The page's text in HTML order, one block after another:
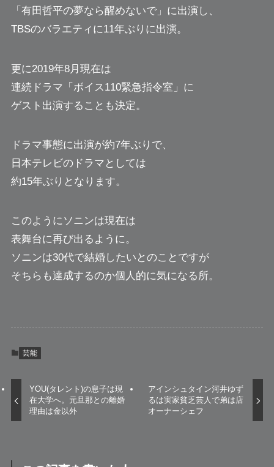
「有田哲平の夢なら醒めないで」に出演し、
TBSのバラエティに11年ぶりに出演。
更に2019年8月現在は
連続ドラマ「ボイス110緊急指令室」に
ゲスト出演することも決定。
ドラマ事態に出演が約7年ぶりで、
日本テレビのドラマとしては
約15年ぶりとなります。
このようにソニンは現在は
表舞台に再び出るように。
ソニンは30代で結婚したいとのことですが
そちらも達成するのか個人的に気になる所。
芸能
YOU(タレント)の息子は現
在大学へ。元旦那との離婚
理由は金以外
アインシュタイン河井ゆず
るは実家貧乏芸人で弟は店
オーナーシェフ